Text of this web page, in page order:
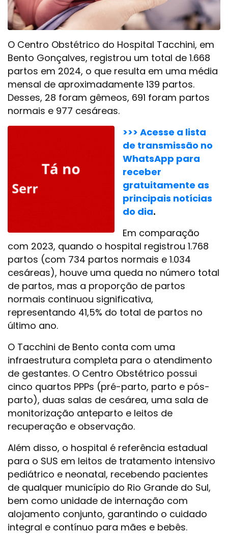
O Centro Obstétrico do Hospital Tacchini, em
Bento Gonçalves, registrou um total de 1.668
partos em 2024, o que resulta em uma média
mensal de aproximadamente 139 partos.
Desses, 28 foram gêmeos, 691 foram partos
normais e 977 cesáreas.
>>> Acesse a lista
de transmissão no
WhatsApp para
receber
gratuitamente as
principais notícias
do dia.
Em comparação
com 2023, quando o hospital registrou 1.768
partos (com 734 partos normais e 1.034
cesáreas), houve uma queda no número total
de partos, mas a proporção de partos
normais continuou significativa,
representando 41,5% do total de partos no
último ano.
O Tacchini de Bento conta com uma
infraestrutura completa para o atendimento
de gestantes. O Centro Obstétrico possui
cinco quartos PPPs (pré-parto, parto e pós-
parto), duas salas de cesárea, uma sala de
monitorização anteparto e leitos de
recuperação e observação.
Além disso, o hospital é referência estadual
para o SUS em leitos de tratamento intensivo
pediátrico e neonatal, recebendo pacientes
de qualquer município do Rio Grande do Sul,
bem como unidade de internação com
alojamento conjunto, garantindo o cuidado
integral e contínuo para mães e bebês.